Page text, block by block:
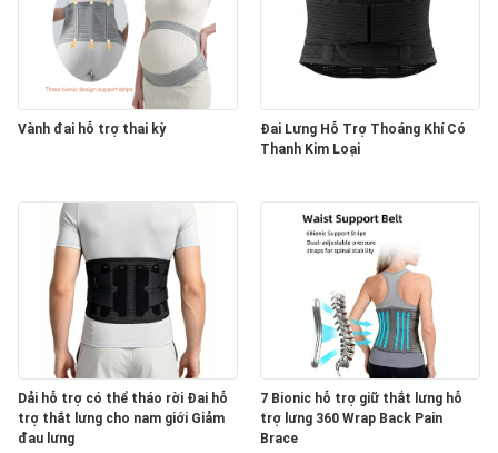
Vành đai hỗ trợ thai kỳ
Đai Lưng Hỗ Trợ Thoáng Khí Có
Thanh Kim Loại
Dải hỗ trợ có thể tháo rời Đai hỗ
trợ thắt lưng cho nam giới Giảm
đau lưng
7 Bionic hỗ trợ giữ thắt lưng hỗ
trợ lưng 360 Wrap Back Pain
Brace